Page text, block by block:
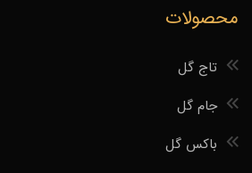
محصولات
تاج گل
جام گل
باکس گل